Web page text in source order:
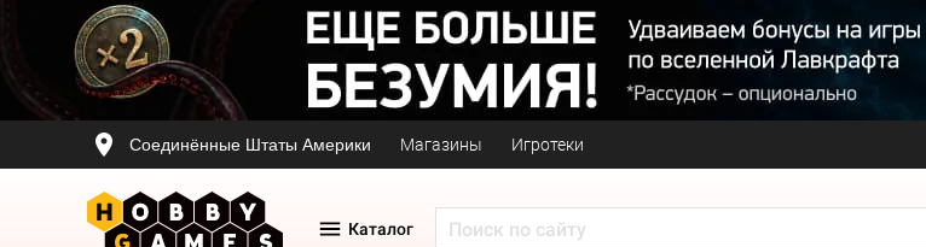
Соединённые Штаты Америки Магазины Игротеки
Каталог